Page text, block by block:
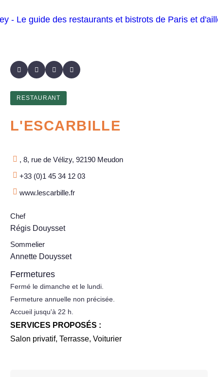
RESTAURANT
L'ESCARBILLE
, 8, rue de Vélizy, 92190 Meudon
+33 (0)1 45 34 12 03
www.lescarbille.fr
Chef
Régis Douysset
Sommelier
Annette Douysset
Fermetures
Fermé le dimanche et le lundi.
Fermeture annuelle non précisée.
Accueil jusqu'à 22 h.
SERVICES PROPOSÉS :
Salon privatif, Terrasse, Voiturier